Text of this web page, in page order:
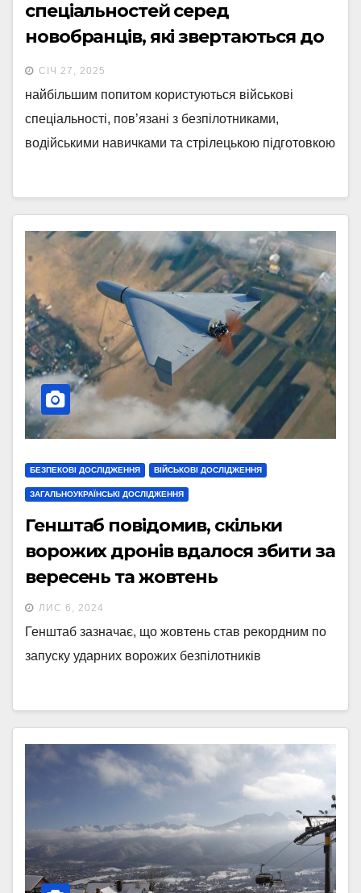
спеціальностей серед
новобранців, які звертаються до
центрів рекрутингу ЗСУ
СІЧ 27, 2025
найбільшим попитом користуються військові
спеціальності, пов’язані з безпілотниками,
водійськими навичками та стрілецькою підготовкою
БЕЗПЕКОВІ ДОСЛІДЖЕННЯ ВІЙСЬКОВІ ДОСЛІДЖЕННЯ
ЗАГАЛЬНОУКРАЇНСЬКІ ДОСЛІДЖЕННЯ
Генштаб повідомив, скільки
ворожих дронів вдалося збити за
вересень та жовтень
ЛИС 6, 2024
Генштаб зазначає, що жовтень став рекордним по
запуску ударних ворожих безпілотників